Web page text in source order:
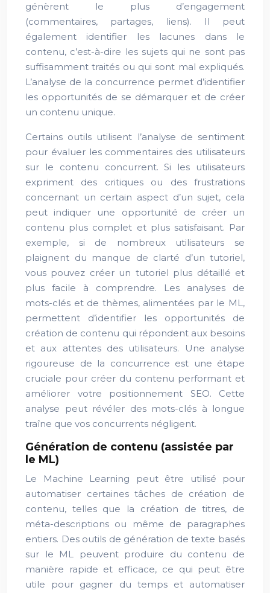
génèrent le plus d’engagement
(commentaires, partages, liens). Il peut
également identifier les lacunes dans le
contenu, c’est-à-dire les sujets qui ne sont pas
suffisamment traités ou qui sont mal expliqués.
L’analyse de la concurrence permet d’identifier
les opportunités de se démarquer et de créer
un contenu unique.
Certains outils utilisent l’analyse de sentiment
pour évaluer les commentaires des utilisateurs
sur le contenu concurrent. Si les utilisateurs
expriment des critiques ou des frustrations
concernant un certain aspect d’un sujet, cela
peut indiquer une opportunité de créer un
contenu plus complet et plus satisfaisant. Par
exemple, si de nombreux utilisateurs se
plaignent du manque de clarté d’un tutoriel,
vous pouvez créer un tutoriel plus détaillé et
plus facile à comprendre. Les analyses de
mots-clés et de thèmes, alimentées par le ML,
permettent d’identifier les opportunités de
création de contenu qui répondent aux besoins
et aux attentes des utilisateurs. Une analyse
rigoureuse de la concurrence est une étape
cruciale pour créer du contenu performant et
améliorer votre positionnement SEO. Cette
analyse peut révéler des mots-clés à longue
traîne que vos concurrents négligent.
Génération de contenu (assistée par
le ML)
Le Machine Learning peut être utilisé pour
automatiser certaines tâches de création de
contenu, telles que la création de titres, de
méta-descriptions ou même de paragraphes
entiers. Des outils de génération de texte basés
sur le ML peuvent produire du contenu de
manière rapide et efficace, ce qui peut être
utile pour gagner du temps et automatiser